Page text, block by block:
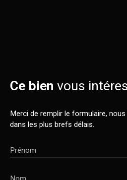
Ce bien vous
Merci de remplir le formulaire,
dans les plus brefs délais.
Prénom